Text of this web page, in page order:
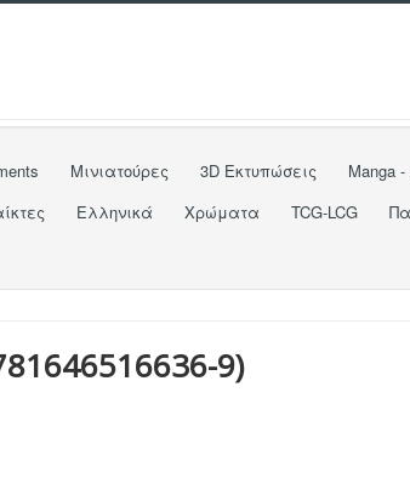
Μινιατούρες 3D Εκτυπώσεις Manga
Ελληνικά Χρώματα TCG-LCG
9)